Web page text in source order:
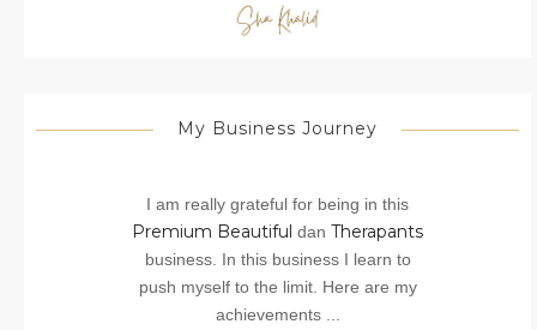
My Business Journey
I am really grateful for being in this
Premium Beautiful dan Therapants
business. In this business I learn to
push myself to the limit. Here are my
achievements ...